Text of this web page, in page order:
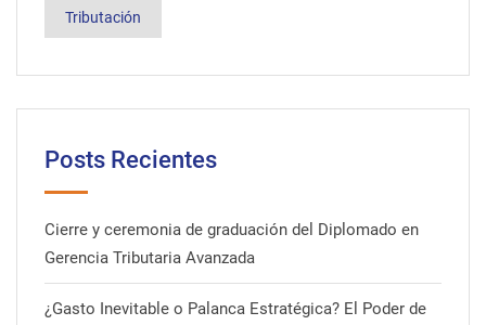
Tributación
Posts Recientes
Cierre y ceremonia de graduación del Diplomado en
Gerencia Tributaria Avanzada
¿Gasto Inevitable o Palanca Estratégica? El Poder de